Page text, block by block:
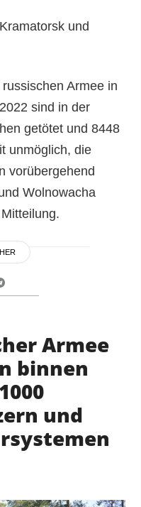
und
Armee in
sind in der
getötet und 8448
unmöglich, die
vorübergehend
Wolnowacha
Armee
binnen
und